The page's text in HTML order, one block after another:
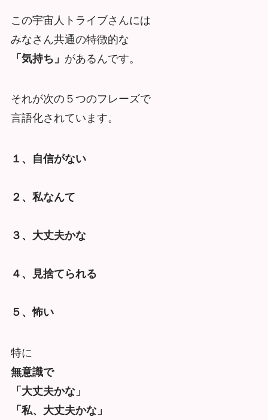
この宇宙人トライブさんには
みなさん共通の特徴的な
「気持ち」 があるんです。
それが次の５つのフレーズで
言語化されています。
１、自信がない
２、私なんて
３、大丈夫かな
４、見捨てられる
５、怖い
特に
無意識で
「大丈夫かな」
「私、大丈夫かな」